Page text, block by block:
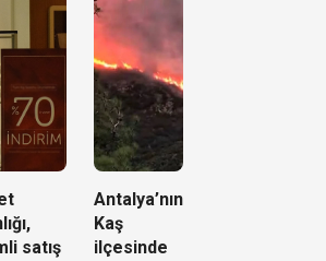
satış
Antalya’nın
Kaş
ilçesinde